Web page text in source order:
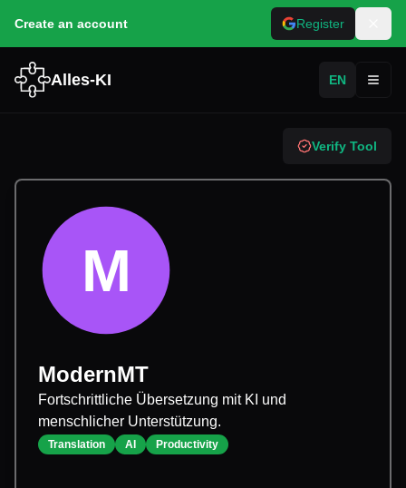
Create an account Register
Alles-KI EN
Verify Tool
M
ModernMT
Fortschrittliche Übersetzung mit KI und
menschlicher Unterstützung.
Translation AI Productivity